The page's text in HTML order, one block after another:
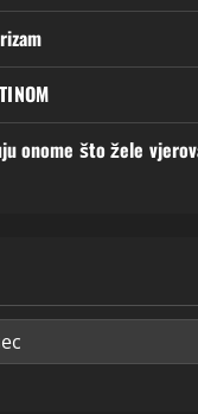
onome što žele